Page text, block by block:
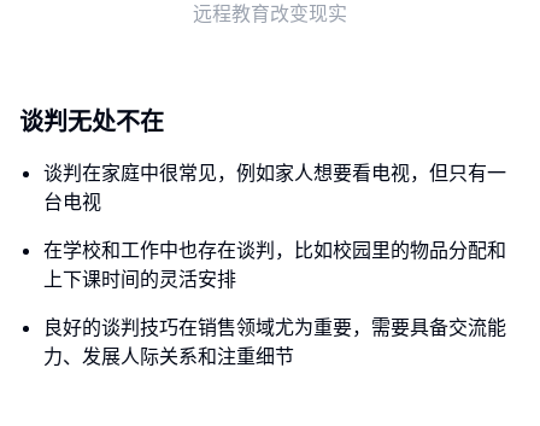
远程教育改变现实
谈判无处不在
谈判在家庭中很常见，例如家人想要看电视，但只有一
台电视
在学校和工作中也存在谈判，比如校园里的物品分配和
上下课时间的灵活安排
良好的谈判技巧在销售领域尤为重要，需要具备交流能
力、发展人际关系和注重细节